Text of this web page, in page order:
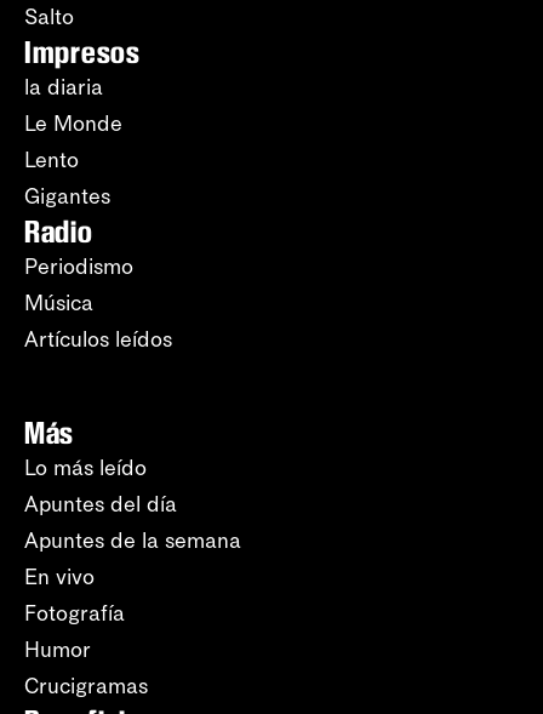
Salto
Impresos
la diaria
Le Monde
Lento
Gigantes
Radio
Periodismo
Música
Artículos leídos
Más
Lo más leído
Apuntes del día
Apuntes de la semana
En vivo
Fotografía
Humor
Crucigramas